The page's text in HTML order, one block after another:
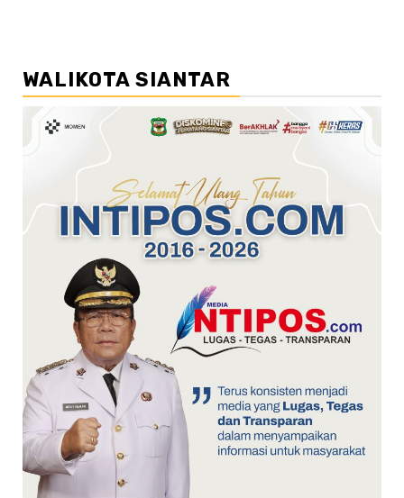
WALIKOTA SIANTAR